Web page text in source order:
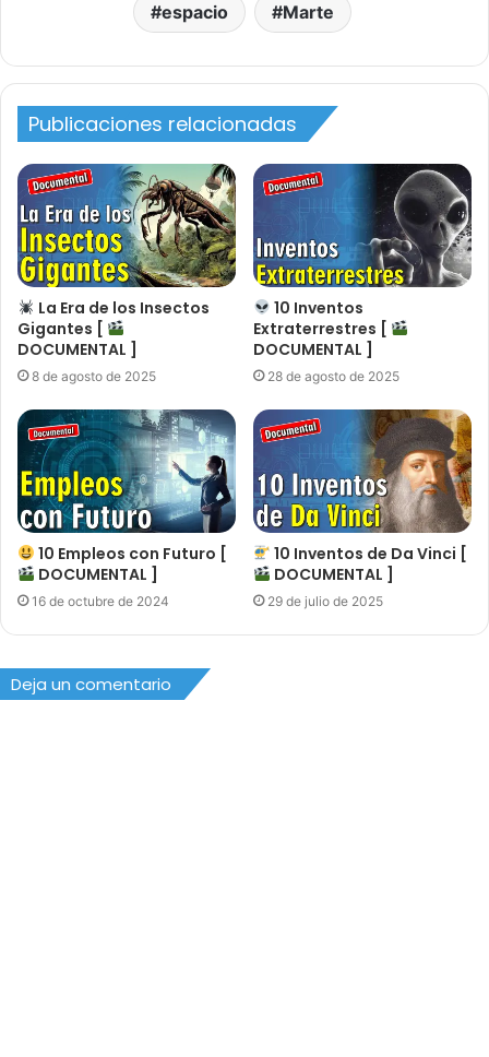
espacio Marte
Publicaciones relacionadas
La Era de los Insectos
Gigantes [
DOCUMENTAL ]
8 de agosto de 2025
10 Inventos
Extraterrestres [
DOCUMENTAL ]
28 de agosto de 2025
10 Empleos con Futuro [
DOCUMENTAL ]
16 de octubre de 2024
10 Inventos de Da Vinci [
DOCUMENTAL ]
29 de julio de 2025
Deja un comentario